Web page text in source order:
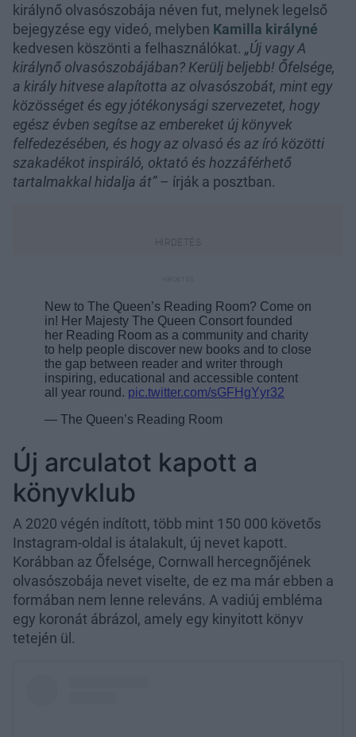
királynő olvasószobája néven fut, melynek legelső
bejegyzése egy videó, melyben Kamilla királyné
kedvesen köszönti a felhasználókat. „Új vagy A
királynő olvasószobájában? Kerülj beljebb! Őfelsége,
a király hitvese alapította az olvasószobát, mint egy
közösséget és egy jótékonysági szervezetet, hogy
egész évben segítse az embereket új könyvek
felfedezésében, és hogy az olvasó és az író közötti
szakadékot inspiráló, oktató és hozzáférhető
tartalmakkal hidalja át”– írják a posztban.
Új arculatot kapott a
könyvklub
A 2020 végén indított, több mint 150 000 követős
Instagram-oldal is átalakult, új nevet kapott.
Korábban az Őfelsége, Cornwall hercegnőjének
olvasószobája nevet viselte, de ez ma már ebben a
formában nem lenne releváns. A vadiúj embléma
egy koronát ábrázol, amely egy kinyitott könyv
tetején ül.